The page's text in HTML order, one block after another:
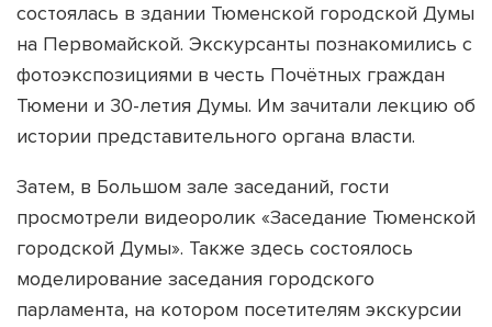
состоялась в здании Тюменской городской Думы
на Первомайской. Экскурсанты познакомились с
фотоэкспозициями в честь Почётных граждан
Тюмени и 30-летия Думы. Им зачитали лекцию об
истории представительного органа власти.
Затем, в Большом зале заседаний, гости
просмотрели видеоролик «Заседание Тюменской
городской Думы». Также здесь состоялось
моделирование заседания городского
парламента, на котором посетителям экскурсии